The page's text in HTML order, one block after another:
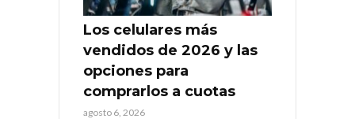
Los celulares más
vendidos de 2026 y las
opciones para
comprarlos a cuotas
agosto 6, 2026